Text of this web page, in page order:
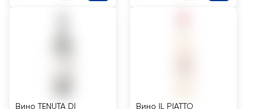
Вино TENUTA DI
Вино IL PIATTO